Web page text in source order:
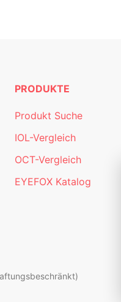
PRODUKTE
Produkt Suche
IOL-Vergleich
OCT-Vergleich
EYEFOX Katalog